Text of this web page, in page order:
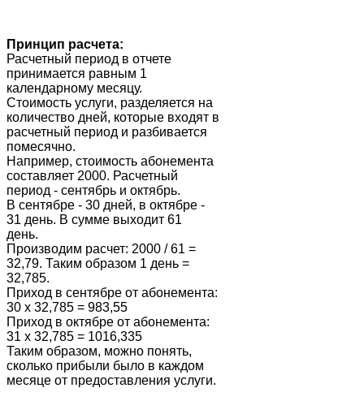
Принцип расчета:
Расчетный период в отчете
принимается равным 1
календарному месяцу.
Стоимость услуги, разделяется на
количество дней, которые входят в
расчетный период и разбивается
помесячно.
Например, стоимость абонемента
составляет 2000. Расчетный
период - сентябрь и октябрь.
В сентябре - 30 дней, в октябре -
31 день. В сумме выходит 61
день.
Производим расчет: 2000 / 61 =
32,79. Таким образом 1 день =
32,785.
Приход в сентябре от абонемента:
30 х 32,785 = 983,55
Приход в октябре от абонемента:
31 х 32,785 = 1016,335
Таким образом, можно понять,
сколько прибыли было в каждом
месяце от предоставления услуги.